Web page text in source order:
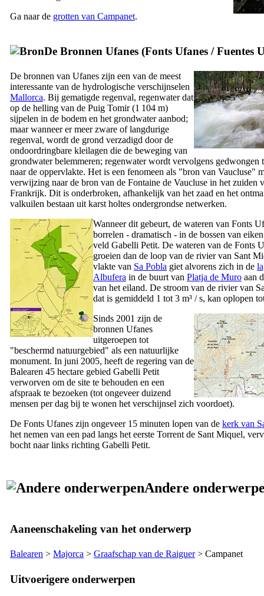
Ga naar de grotten van Campanet.
De Bronnen Ufanes (Fonts Ufanes /Fuentes
De bronnen van Ufanes zijn een van de meest
interessante van de hydrologische verschijnselen
Mallorca. Bij gematigde regenval, regenwater dat
op de helling van de Puig Tomir(1 104 m)
sijpelen in de bodem en het grondwater aanbod;
maar wanneer er meer zware of langdurige
regenval, wordt de grond verzadigd door de
ondoordringbare kleilagen die de beweging van
grondwater belemmeren; regenwater wordt vervolgens gedwongen
naar de oppervlakte. Het is een fenomeen als "bron van Vaucluse"
verwijzing naar de bron van de Fontaine de Vaucluse in het zuiden
Frankrijk. Dit is onderbroken, afhankelijk van het zaad en het
valkuilen bestaan ​​uit karst holtes ondergrondse netwerken.
Wanneer dit gebeurt, de wateren van Fonts
borrelen - dramatisch - in de bossen van
veld Gabelli Petit. De wateren van de Fonts
groeien dan de loop van de rivier van Sant
vlakte van Sa Pobla giet alvorens zich in de
Albufera in de buurt van Platja de Muro aan
van het eiland. De stroom van de rivier van
dat is gemiddeld 1 tot 3 m³ / s, kan oplopen
Sinds 2001 zijn de
bronnen Ufanes
uitgeroepen tot
"beschermd natuurgebied" als een natuurlijke
monument. In juni 2005, heeft de regering van de
Balearen 45 hectare gebied Gabelli Petit
verworven om de site te behouden en een
afspraak te bezoeken (tot ongeveer duizend
mensen per dag bij te wonen het verschijnsel zich voordoet).
De Fonts Ufanes zijn ongeveer 15 minuten lopen van de kerk van
het nemen van een pad langs het eerste Torrent de Sant Miquel,
bocht naar links richting Gabelli Petit.
Andere
Aaneenschakeling van het onderwerp
Balearen > Majorca > Graafschap van de Raiguer> Campanet
Uitvoerigere onderwerpen